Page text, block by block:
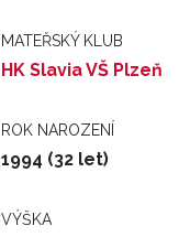
MATEŘSKÝ KLUB
HK Slavia VŠ Plzeň
ROK NAROZENÍ
1994 (32 let)
VÝŠKA